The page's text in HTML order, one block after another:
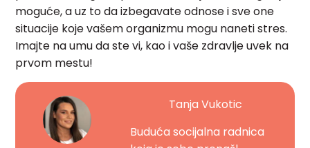
moguće, a uz to da izbegavate odnose i sve one
situacije koje vašem organizmu mogu naneti stres.
Imajte na umu da ste vi, kao i vaše zdravlje uvek na
prvom mestu!
Tanja Vukotic
Buduća socijalna radnica